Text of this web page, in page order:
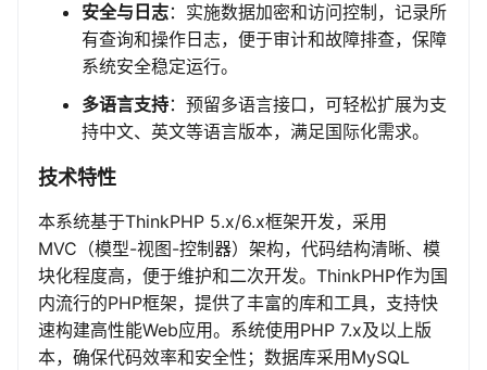
安全与日志：实施数据加密和访问控制，记录所
有查询和操作日志，便于审计和故障排查，保障
系统安全稳定运行。
多语言支持：预留多语言接口，可轻松扩展为支
持中文、英文等语言版本，满足国际化需求。
技术特性
本系统基于ThinkPHP 5.x/6.x框架开发，采用
MVC（模型-视图-控制器）架构，代码结构清晰、模
块化程度高，便于维护和二次开发。ThinkPHP作为国
内流行的PHP框架，提供了丰富的库和工具，支持快
速构建高性能Web应用。系统使用PHP 7.x及以上版
本，确保代码效率和安全性；数据库采用MySQL